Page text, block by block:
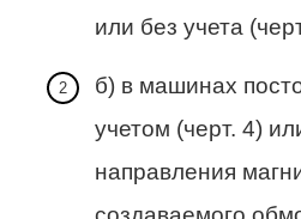
или без учета
б) в машинах
учетом (черт. 4)
направления